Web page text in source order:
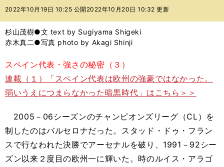
バ
2022年10月19日 10:25 公開 2022年10月20日 10:32 更新
杉山茂樹●文 text by Sugiyama Shigeki
赤木真二●写真 photo by Akagi Shinji
スペイン代表・強さの秘密（３）
連載（１）「スペイン代表は欧州の強豪ではなかった。
弱いうえにつまらなかった暗黒時代」はこちら＞＞
2005－06シーズンのチャンピオンズリーグ（CL）を
制したのはバルセロナだった。スタッド・ドゥ・フラン
スで行なわれた決勝でアーセナルを破り、1991－92シー
ズン以来２度目の欧州一に輝いた。時のルイス・アラゴ